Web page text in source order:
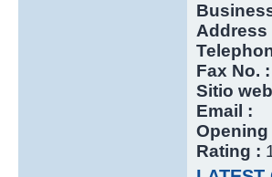
Address
Fax No. :
Sitio
Email :
Opening
Rating :